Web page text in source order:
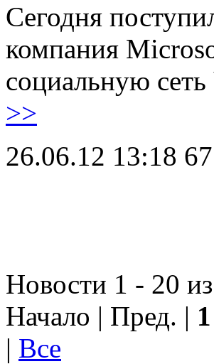
Сегодня
компания
социальную
>>
26.06.12 13:18
Новости 1 - 20
Начало | Пред. | 1
| Все